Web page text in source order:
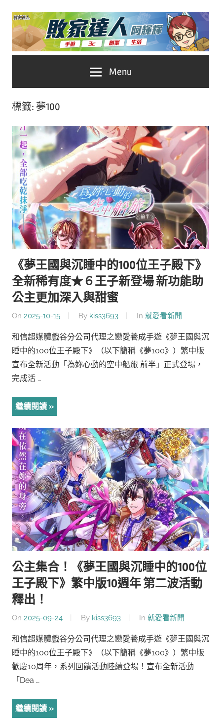
Skip
content
家
人
推
薦
No.1
遊
戲
科
技
自
體。
Menu
標籤: 夢100
《夢王國與沉睡中的100位王子殿下》
全新稀有度★６王子新登場 新功能助
公主更加深入與甜蜜
On 2025-10-15 By kiss3693 In 就愛看新聞
和信超媒體戲谷分公司代理之戀愛養成手遊《夢王國與沉
睡中的100位王子殿下》（以下簡稱《夢100》）繁中版
宣布全新活動「為妳心動的空中船旅 前半」正式登場，
完成活 …
繼續閱讀
公主集合！《夢王國與沉睡中的100位
王子殿下》繁中版10週年 第二波活動
釋出！
On 2025-09-24 By kiss3693 In 就愛看新聞
和信超媒體戲谷分公司代理之戀愛養成手遊《夢王國與沉
睡中的100位王子殿下》（以下簡稱《夢100》）繁中版
歡慶10周年，系列回饋活動陸續登場！宣布全新活動
「Dea …
繼續閱讀